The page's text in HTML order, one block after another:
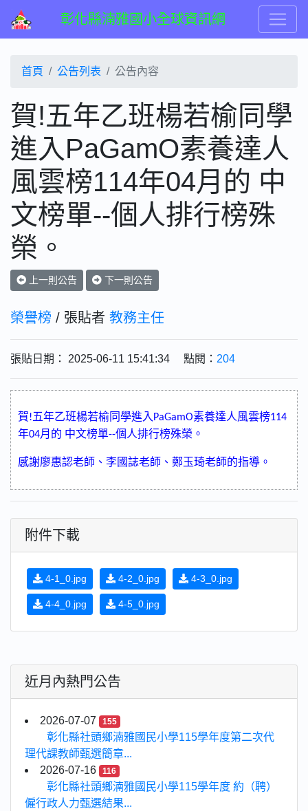
彰化縣湳雅國小全球資訊網
首頁 公告列表 公告內容
賀!五年乙班楊若榆同學
進入PaGamO素養達人
風雲榜114年04月的 中
文榜單--個人排行榜殊
榮。
上一則公告 下一則公告
榮譽榜 / 張貼者 教務主任
張貼日期： 2025-06-11 15:41:34 點閱： 204
賀!五年乙班楊若榆同學進入 PaGamO素養達人風雲榜114
年04月的 中文榜單--個人排行榜殊榮。
感謝廖惠認老師、李國誌老師、鄭玉琦老師的指導。
附件下載
4-1_0.jpg 4-2_0.jpg 4-3_0.jpg
4-4_0.jpg 4-5_0.jpg
近月內熱門公告
2026-07-07 155
彰化縣社頭鄉湳雅國民小學115學年度第二次代
理代課教師甄選簡章...
2026-07-16
116
彰化縣社頭鄉湳雅國民小學115學年度 約（聘）
僱行政人力甄選結果...